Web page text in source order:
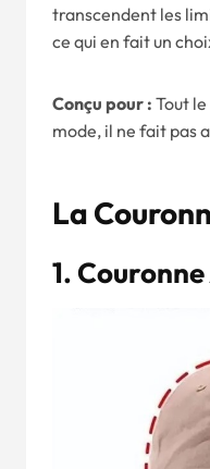
transcendent les
ce qui en fait un
Conçu pour : Tout
mode, il ne fait pas
La
1.